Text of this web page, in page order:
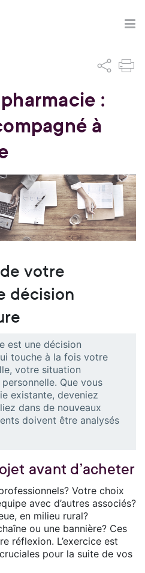
:
à
votre
décision
est une décision
touche à la fois votre
votre situation
Que vous
existante, deveniez
dans de nouveaux
doivent être analysés
avant d’acheter
Votre choix
avec d’autres associés?
en milieu rural?
ou une bannière? Ces
réflexion. L’exercice est
pour la suite de vos